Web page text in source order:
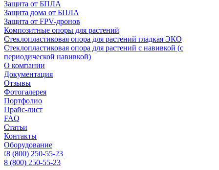
Защита от БПЛА
Защита дома от БПЛА
Защита от FPV-дронов
Композитные опоры для растений
Стеклопластиковая опора для растений гладкая ЭКО
Стеклопластиковая опора для растений с навивкой (с
периодической навивкой)
О компании
Документация
Отзывы
Фотогалерея
Портфолио
Прайс-лист
FAQ
Статьи
Контакты
Оборудование
8 (800) 250-55-23
8 (800) 250-55-23